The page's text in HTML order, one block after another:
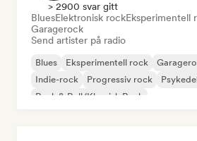
> 2900 svar gitt
BluesElektronisk rockEksperimentell
Garagerock
Send artister på radio
Blues Eksperimentell rock
Indie-rock
Progressiv rock
Rock & Roll/Klassisk Rock